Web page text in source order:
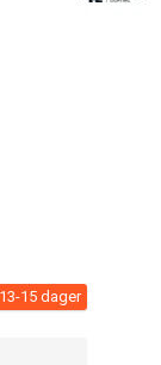
15 dager